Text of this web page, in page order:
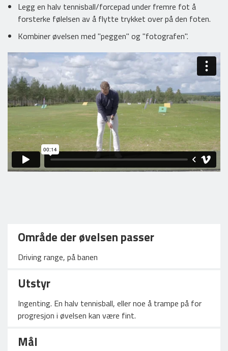
Legg en halv tennisball/forcepad under fremre fot å
forsterke følelsen av å flytte trykket over på den foten.
Kombiner øvelsen med "peggen" og "fotografen".
Område der øvelsen passer
Driving range, på banen
Utstyr
Ingenting. En halv tennisball, eller noe å trampe på for
progresjon i øvelsen kan være fint.
Mål